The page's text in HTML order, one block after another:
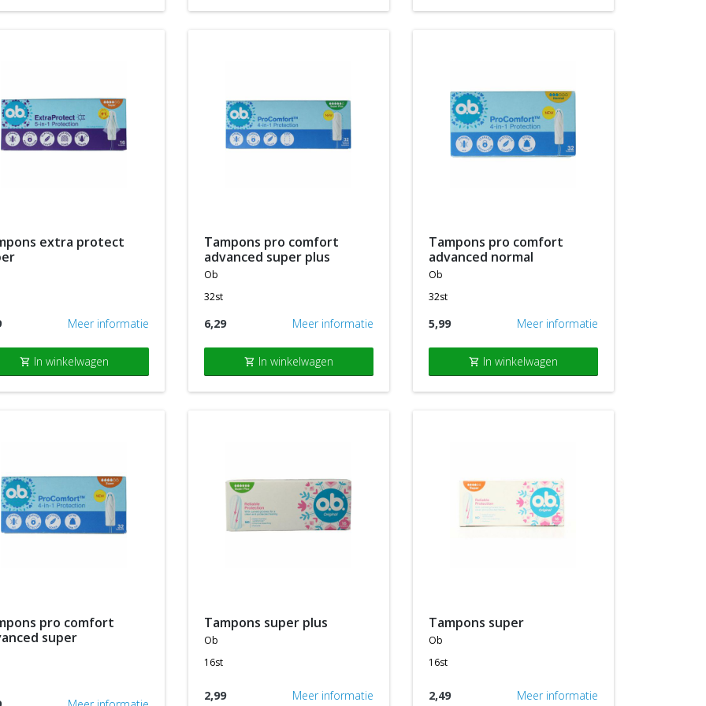
Meer informatie
shopping_cart In winkelwagen
tampons pro comfort
advanced super plus
ob
32st
6,29 Meer informatie
shopping_cart In winkelwagen
tampons pro comfort
advanced normal
ob
32st
5,99 Meer informatie
shopping_cart In winkelwagen
super
tampons super plus
ob
16st
2,99 Meer informatie
tampons super
ob
16st
2,49 Meer informatie